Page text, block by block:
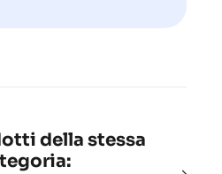
della stessa